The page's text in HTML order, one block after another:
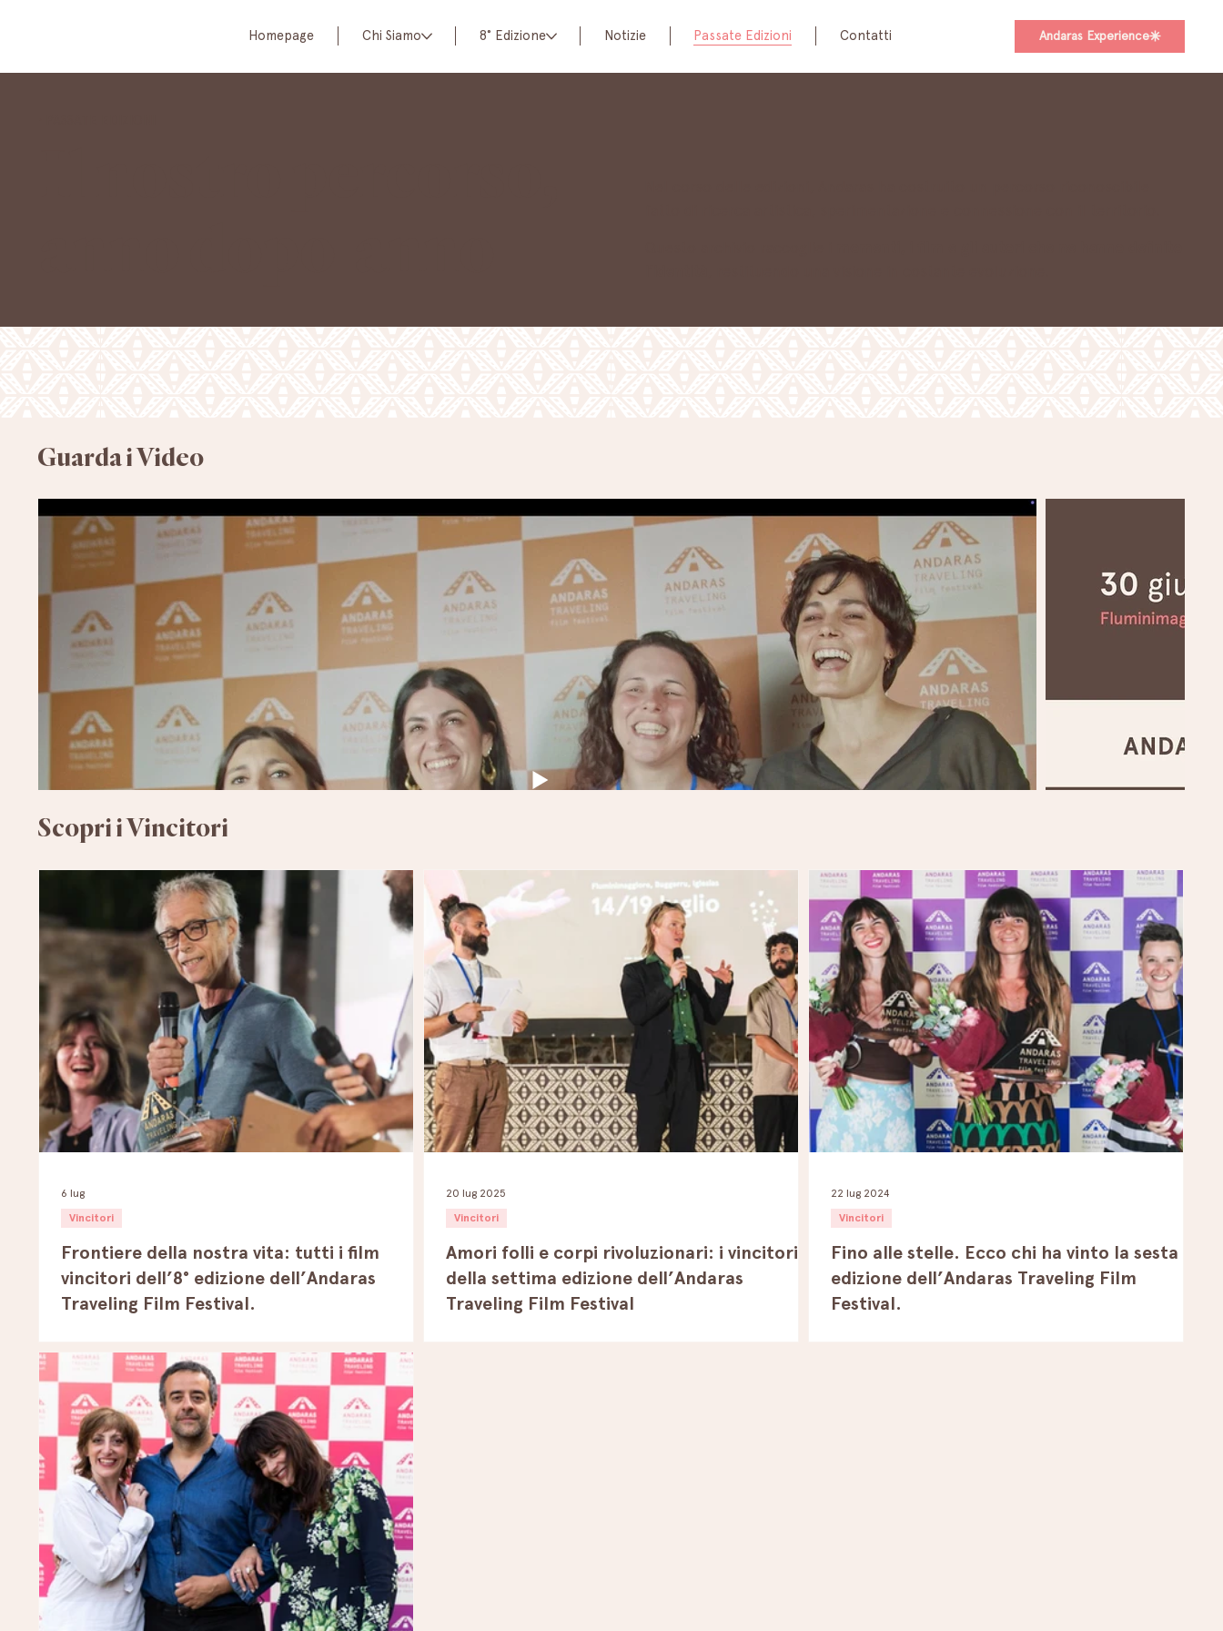
Homepage Chi Siamo 8° Edizione Notizie Passate Edizioni Contatti Andaras Experience
Guarda i Video
Andaras Experience 2026
Scopri i Vincitori
Frontiere della nostra vita: tutti i film
vincitori dell’8° edizione dell’Andaras
Traveling Film Festival.
Vincitori
6 lug
Amori folli e corpi rivoluzionari: i vincitori
della settima edizione dell’Andaras
Traveling Film Festival
Vincitori
20 lug 2025
Fino alle stelle. Ecco chi ha vinto la sesta
edizione dell’Andaras Traveling Film
Festival.
Vincitori
22 lug 2024